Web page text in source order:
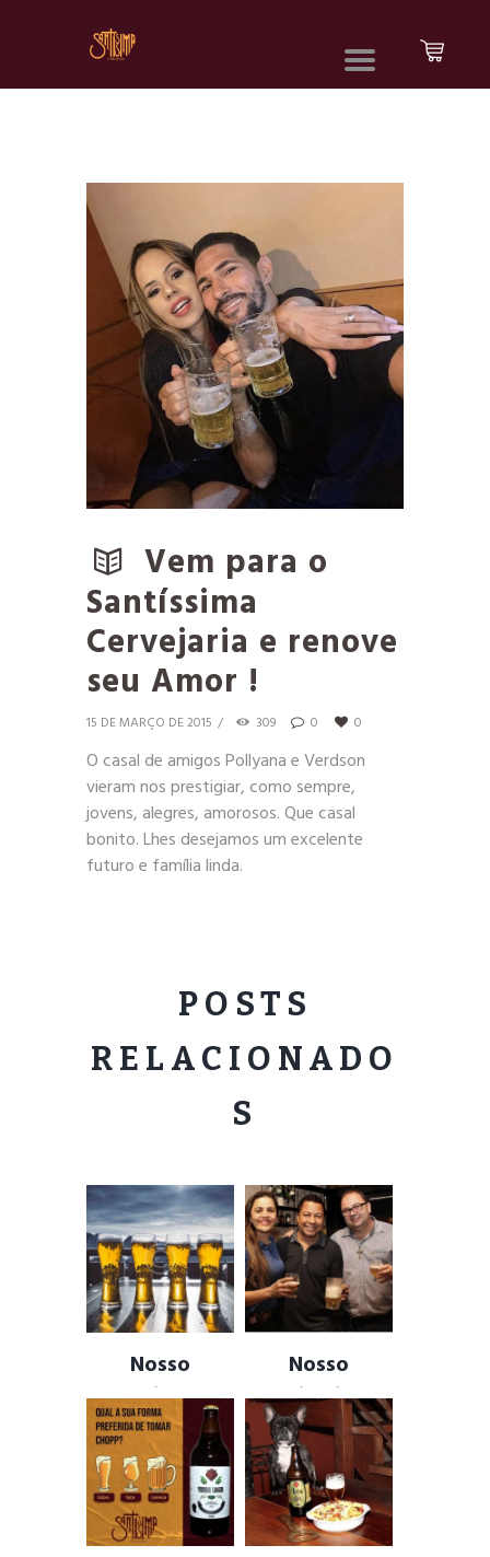
Vem para o
Santíssima
Cervejaria e renove
seu Amor !
15 DE MARÇO DE 2015 309 0 0
O casal de amigos Pollyana e Verdson
vieram nos prestigiar, como sempre,
jovens, alegres, amorosos. Que casal
bonito. Lhes desejamos um excelente
futuro e família linda.
POSTS
RELACIONADO
S
Nosso
ambiente,
inspirado em
Pubs Europeus
…
PUB ALEMAO ,PUB
BELGA,PUB INGLES
Nosso
primeiro
Casal, clientes
CERVEJA ARTESANAL
CHOPP ARTESANAL,
DRINKS,PORÇOES DA
CULINARIA MINEIRA